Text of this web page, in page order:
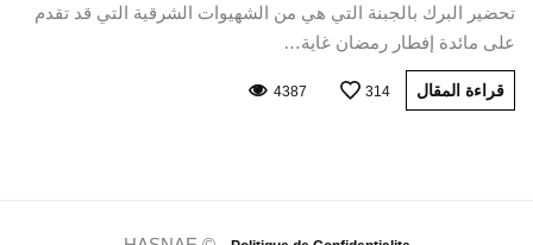
تحضير البرك بالجبنة التي هي من الشهيوات الشرقية التي قد تقدم
على مائدة إفطار رمضان غاية…
قراءة المقال 314
4387